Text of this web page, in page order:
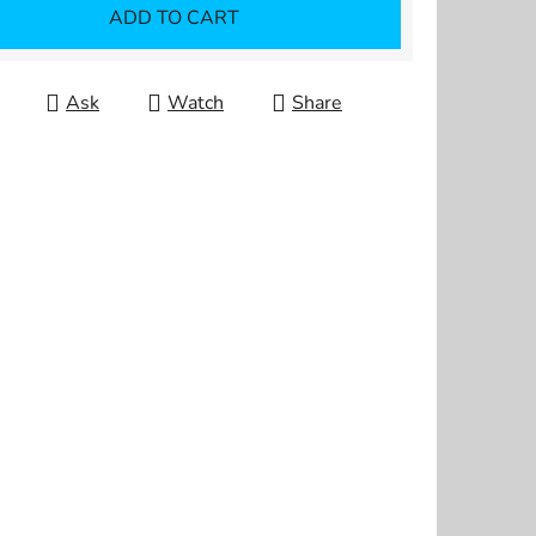
ADD TO CART
Ask Watch Share